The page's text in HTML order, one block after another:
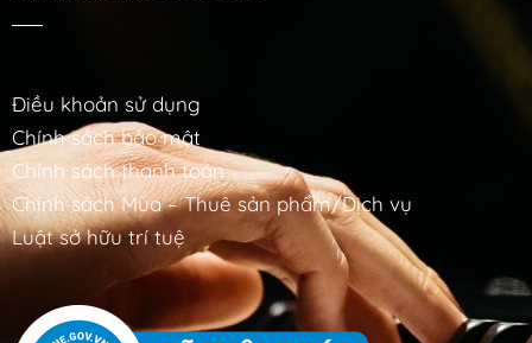
Điều khoản sử dụng
Chính sách bảo mật
Chính sách thanh toán
Chính sách Mua – Thuê sản phẩm/Dịch vụ
Luật sở hữu trí tuệ